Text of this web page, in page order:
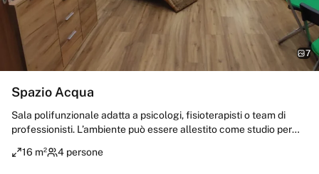
7
Spazio Acqua
Sala polifunzionale adatta a psicologi, fisioterapisti o team di
professionisti. L’ambiente può essere allestito come studio per
consulenze, lettino pieghevole per trattamenti, finestra per luce
16 m² 4 persone